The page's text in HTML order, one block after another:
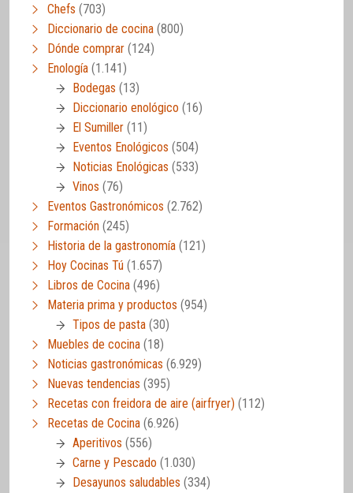
Chefs (703)
Diccionario de cocina (800)
Dónde comprar (124)
Enología (1.141)
Bodegas (13)
Diccionario enológico (16)
El Sumiller (11)
Eventos Enológicos (504)
Noticias Enológicas (533)
Vinos (76)
Eventos Gastronómicos (2.762)
Formación (245)
Historia de la gastronomía (121)
Hoy Cocinas Tú (1.657)
Libros de Cocina (496)
Materia prima y productos (954)
Tipos de pasta (30)
Muebles de cocina (18)
Noticias gastronómicas (6.929)
Nuevas tendencias (395)
Recetas con freidora de aire (airfryer) (112)
Recetas de Cocina (6.926)
Aperitivos (556)
Carne y Pescado (1.030)
Desayunos saludables (334)